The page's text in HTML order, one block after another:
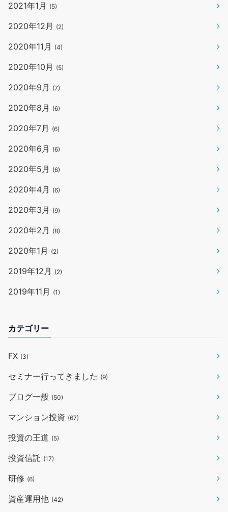
2021年1月 (5)
2020年12月 (2)
2020年11月 (4)
2020年10月 (5)
2020年9月 (7)
2020年8月 (6)
2020年7月 (6)
2020年6月 (6)
2020年5月 (6)
2020年4月 (6)
2020年3月 (9)
2020年2月 (8)
2020年1月 (2)
2019年12月 (2)
2019年11月 (1)
カテゴリー
FX (3)
セミナー行ってきました (9)
ブログ一般 (50)
マンション投資 (67)
投資の王道 (5)
投資信託 (17)
研修 (6)
資産運用他 (42)